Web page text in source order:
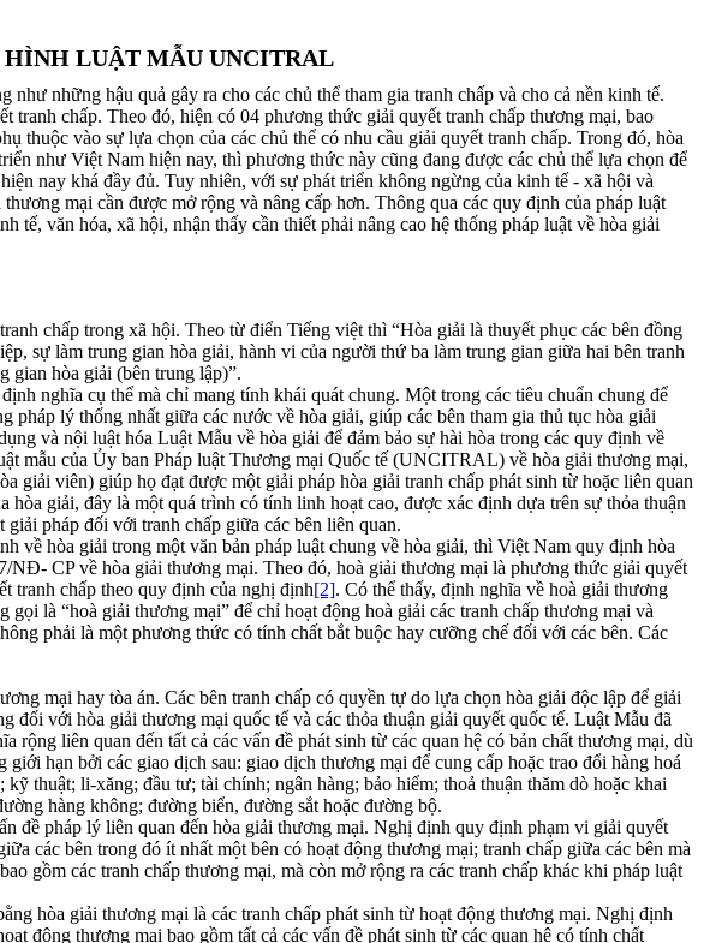
LUẬT MẪU UNCITRAL
những hậu quả gây ra cho các chủ thể tham gia tranh chấp và cho cả nền kinh tế.
tranh chấp. Theo đó, hiện có 04 phương thức giải quyết tranh chấp thương mại, bao
vào sự lựa chọn của các chủ thể có nhu cầu giải quyết tranh chấp. Trong đó, hòa
như Việt Nam hiện nay, thì phương thức này cũng đang được các chủ thể lựa chọn để
nay khá đầy đủ. Tuy nhiên, với sự phát triển không ngừng của kinh tế - xã hội và
mại cần được mở rộng và nâng cấp hơn. Thông qua các quy định của pháp luật
văn hóa, xã hội, nhận thấy cần thiết phải nâng cao hệ thống pháp luật về hòa giải
chấp trong xã hội. Theo từ điển Tiếng việt thì “Hòa giải là thuyết phục các bên đồng
sự làm trung gian hòa giải, hành vi của người thứ ba làm trung gian giữa hai bên tranh
gian hòa giải (bên trung lập)”.
nghĩa cụ thể mà chỉ mang tính khái quát chung. Một trong các tiêu chuẩn chung để
lý thống nhất giữa các nước về hòa giải, giúp các bên tham gia thủ tục hòa giải
và nội luật hóa Luật Mẫu về hòa giải để đảm bảo sự hài hòa trong các quy định về
mẫu của Ủy ban Pháp luật Thương mại Quốc tế (UNCITRAL) về hòa giải thương mại,
giải viên) giúp họ đạt được một giải pháp hòa giải tranh chấp phát sinh từ hoặc liên quan
giải, đây là một quá trình có tính linh hoạt cao, được xác định dựa trên sự thỏa thuận
pháp đối với tranh chấp giữa các bên liên quan.
về hòa giải trong một văn bản pháp luật chung về hòa giải, thì Việt Nam quy định hòa
CP về hòa giải thương mại. Theo đó, hoà giải thương mại là phương thức giải quyết
tranh chấp theo quy định của nghị định[2]. Có thể thấy, định nghĩa về hoà giải thương
là “hoà giải thương mại” để chỉ hoạt động hoà giải các tranh chấp thương mại và
phải là một phương thức có tính chất bắt buộc hay cưỡng chế đối với các bên. Các
mại hay tòa án. Các bên tranh chấp có quyền tự do lựa chọn hòa giải độc lập để giải
với hòa giải thương mại quốc tế và các thỏa thuận giải quyết quốc tế. Luật Mẫu đã
liên quan đến tất cả các vấn đề phát sinh từ các quan hệ có bản chất thương mại, dù
hạn bởi các giao dịch sau: giao dịch thương mại để cung cấp hoặc trao đổi hàng hoá
thuật; li-xăng; đầu tư; tài chính; ngân hàng; bảo hiểm; thoả thuận thăm dò hoặc khai
hàng không; đường biển, đường sắt hoặc đường bộ.
đề pháp lý liên quan đến hòa giải thương mại. Nghị định quy định phạm vi giải quyết
các bên trong đó ít nhất một bên có hoạt động thương mại; tranh chấp giữa các bên mà
gồm các tranh chấp thương mại, mà còn mở rộng ra các tranh chấp khác khi pháp luật
hòa giải thương mại là các tranh chấp phát sinh từ hoạt động thương mại. Nghị định
động thương mại bao gồm tất cả các vấn đề phát sinh từ các quan hệ có tính chất